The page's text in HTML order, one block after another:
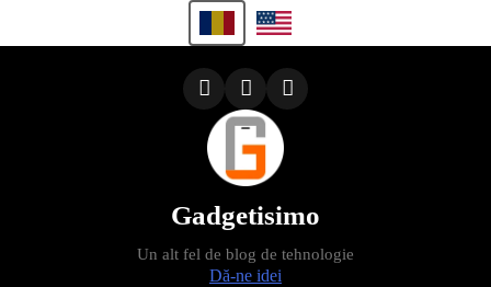
Gadgetisimo
Un alt fel de blog de tehnologie
Dă-ne idei